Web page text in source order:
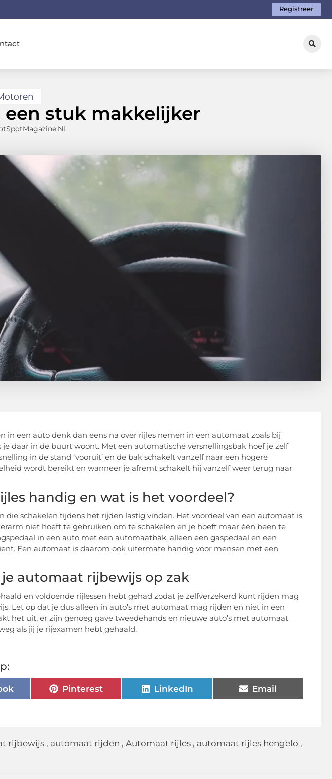
Registreer
een stuk makkelijker
in een auto denk dan eens na over rijles nemen in een automaat zoals bij
je daar in de buurt woont. Met een automatische versnellingsbak hoef je zelf
in de stand ‘vooruit’ en de bak schakelt vanzelf naar een hogere
wordt bereikt en wanneer je afremt schakelt hij vanzelf weer terug naar
handig en wat is het voordeel?
die schakelen tijdens het rijden lastig vinden. Het voordeel van een automaat is
niet hoeft te gebruiken om te schakelen en je hoeft maar één been te
in een auto met een automaatbak, alleen een gaspedaal en een
Een automaat is daarom ook uitermate handig voor mensen met een
automaat rijbewijs op zak
en voldoende rijlessen hebt gehad zodat je zelfverzekerd kunt rijden mag
Let op dat je dus alleen in auto’s met automaat mag rijden en niet in een
het uit, er zijn genoeg gave tweedehands en nieuwe auto’s met automaat
als jij je rijexamen hebt gehaald.
Pinterest LinkedIn Email
rijbewijs, automaat rijden , Automaat rijles, automaat rijles hengelo ,